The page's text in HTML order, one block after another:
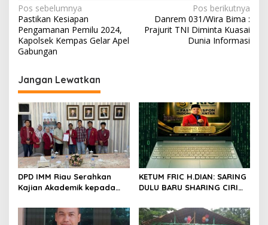
N
a
v
i
g
a
s
i
p
o
s
Pos sebelumnya
Pastikan Kesiapan
Pengamanan Pemilu 2024,
Kapolsek Kempas Gelar Apel
Gabungan
Pos berikutnya
Danrem 031/Wira Bima :
Prajurit TNI Diminta Kuasai
Dunia Informasi
Jangan Lewatkan
DPD IMM Riau Serahkan
Kajian Akademik kepada
Keadilan bagi Provinsi Riau
KETUM FRIC H.DIAN: SARING
DULU BARU SHARING CIRI
SOSIAL